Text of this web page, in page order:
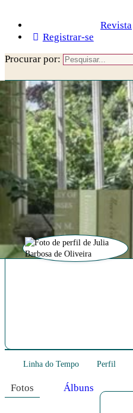
Revista
Registrar-se
Procurar por:
Close search
Linha do Tempo Perfil
Fotos Álbuns